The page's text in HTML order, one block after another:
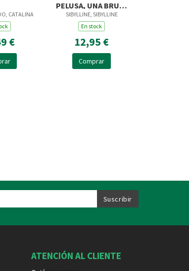
CATALINA
€
PELUSA, UNA BRUJA
MUY MUY PEQUEÑITA
SIBYLLINE, SIBYLLINE
En stock
12,95 €
Comprar
ATENCIÓN AL CLIENTE